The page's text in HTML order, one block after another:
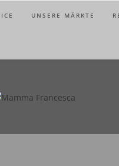
UNSERE MÄRKTE